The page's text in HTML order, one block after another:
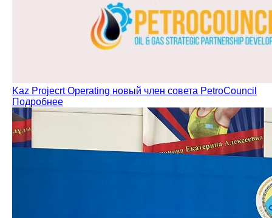
Kaz Projecrt Operating новый член совета PetroCouncil
Подробнее